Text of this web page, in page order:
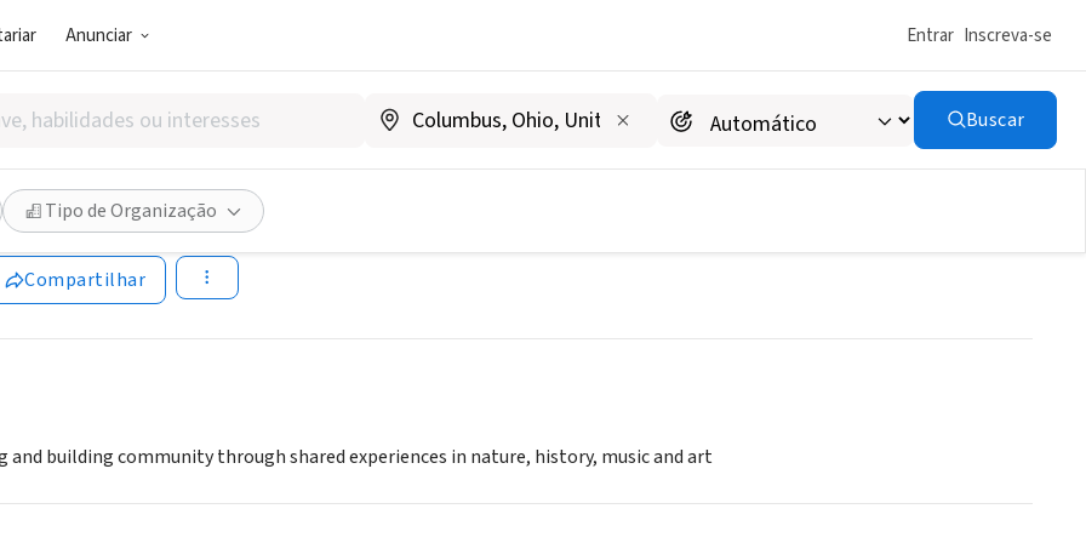
Anunciar Entrar Inscreva-se
Buscar
Tipo de Organização
Center, Inc.
www.ashokancenter.org
Compartilhar
and building community through shared experiences in nature, history, music and art